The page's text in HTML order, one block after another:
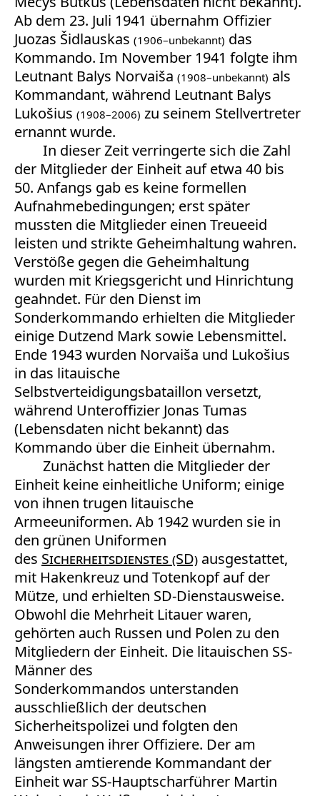
Ab dem 23. Juli 1941 übernahm Offizier
Juozas Šidlauskas (1906–unbekannt) das
Kommando. Im November 1941 folgte ihm
Leutnant Balys Norvaiša (1908–unbekannt) als
Kommandant, während Leutnant Balys
Lukošius (1908–2006) zu seinem Stellvertreter
ernannt wurde.
In dieser Zeit verringerte sich die Zahl
der Mitglieder der Einheit auf etwa 40 bis
50. Anfangs gab es keine formellen
Aufnahmebedingungen; erst später
mussten die Mitglieder einen Treueeid
leisten und strikte Geheimhaltung wahren.
Verstöße gegen die Geheimhaltung
wurden mit Kriegsgericht und Hinrichtung
geahndet. Für den Dienst im
Sonderkommando erhielten die Mitglieder
einige Dutzend Mark sowie Lebensmittel.
Ende 1943 wurden Norvaiša und Lukošius
in das litauische
Selbstverteidigungsbataillon versetzt,
während Unteroffizier Jonas Tumas
(Lebensdaten nicht bekannt) das
Kommando über die Einheit übernahm.
Zunächst hatten die Mitglieder der
Einheit keine einheitliche Uniform; einige
von ihnen trugen litauische
Armeeuniformen. Ab 1942 wurden sie in
den grünen Uniformen
des Sicherheitsdienstes (SD) ausgestattet,
mit Hakenkreuz und Totenkopf auf der
Mütze, und erhielten SD-Dienstausweise.
Obwohl die Mehrheit Litauer waren,
gehörten auch Russen und Polen zu den
Mitgliedern der Einheit. Die litauischen SS-
Männer des
Sonderkommandos unterstanden
ausschließlich der deutschen
Sicherheitspolizei und folgten den
Anweisungen ihrer Offiziere. Der am
längsten amtierende Kommandant der
Einheit war SS-Hauptscharführer Martin